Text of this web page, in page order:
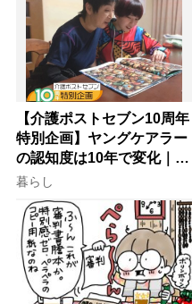
【介護ポストセブン10周年
特別企画】ヤングケアラー
の認知度は10年で変化｜流
行語大賞にノミネート、法
律にも明記されたが果たし
て現在は？
暮らし